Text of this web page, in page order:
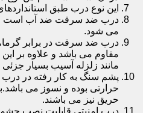
این نوع درب طبق
درب ضد سرقت ضد آب است
می شود.
درب ضد سرقت در برابر
مقاوم می باشد و علاوه بر
مانند زلزله آسیب بسیار جزئی
پشم سنگ به کار رفته در
حرارتی بوده و نسوز می
حریق نیز می باشند.
درب امنیتی قابلیت نصب